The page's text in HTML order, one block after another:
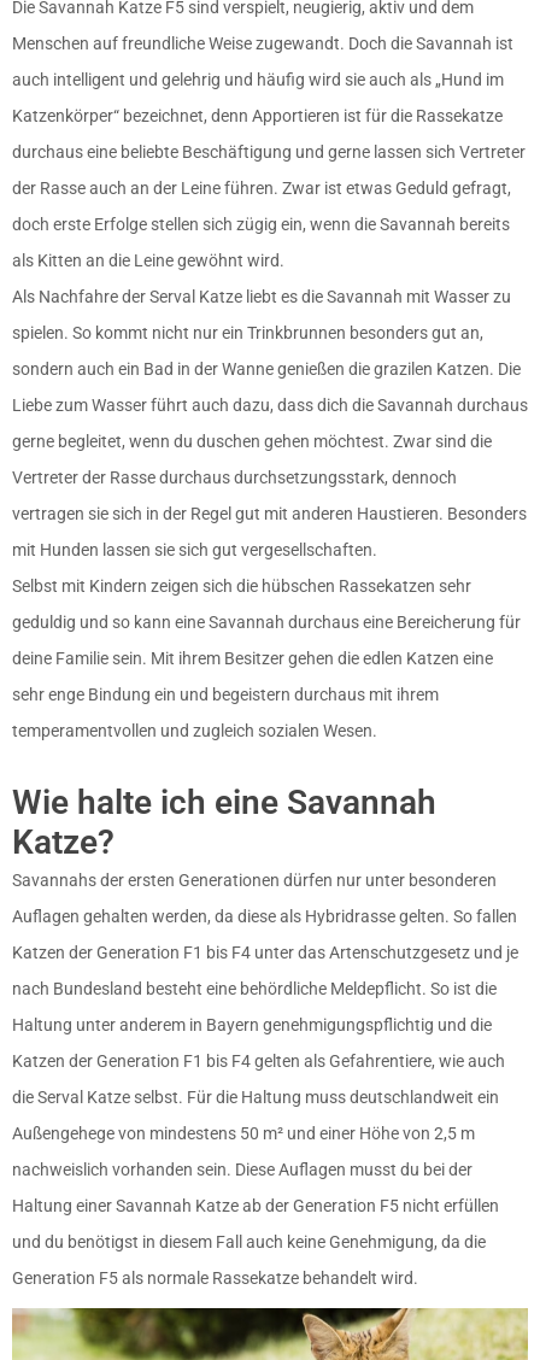
Die Savannah Katze F5 sind verspielt, neugierig, aktiv und dem
Menschen auf freundliche Weise zugewandt. Doch die Savannah ist
auch intelligent und gelehrig und häufig wird sie auch als „Hund im
Katzenkörper“ bezeichnet, denn Apportieren ist für die Rassekatze
durchaus eine beliebte Beschäftigung und gerne lassen sich Vertreter
der Rasse auch an der Leine führen. Zwar ist etwas Geduld gefragt,
doch erste Erfolge stellen sich zügig ein, wenn die Savannah bereits
als Kitten an die Leine gewöhnt wird.
Als Nachfahre der Serval Katze liebt es die Savannah mit Wasser zu
spielen. So kommt nicht nur ein Trinkbrunnen besonders gut an,
sondern auch ein Bad in der Wanne genießen die grazilen Katzen. Die
Liebe zum Wasser führt auch dazu, dass dich die Savannah durchaus
gerne begleitet, wenn du duschen gehen möchtest. Zwar sind die
Vertreter der Rasse durchaus durchsetzungsstark, dennoch
vertragen sie sich in der Regel gut mit anderen Haustieren. Besonders
mit Hunden lassen sie sich gut vergesellschaften.
Selbst mit Kindern zeigen sich die hübschen Rassekatzen sehr
geduldig und so kann eine Savannah durchaus eine Bereicherung für
deine Familie sein. Mit ihrem Besitzer gehen die edlen Katzen eine
sehr enge Bindung ein und begeistern durchaus mit ihrem
temperamentvollen und zugleich sozialen Wesen.
Wie halte ich eine Savannah
Katze?
Savannahs der ersten Generationen dürfen nur unter besonderen
Auflagen gehalten werden, da diese als Hybridrasse gelten. So fallen
Katzen der Generation F1 bis F4 unter das Artenschutzgesetz und je
nach Bundesland besteht eine behördliche Meldepflicht. So ist die
Haltung unter anderem in Bayern genehmigungspflichtig und die
Katzen der Generation F1 bis F4 gelten als Gefahrentiere, wie auch
die Serval Katze selbst. Für die Haltung muss deutschlandweit ein
Außengehege von mindestens 50 m² und einer Höhe von 2,5 m
nachweislich vorhanden sein. Diese Auflagen musst du bei der
Haltung einer Savannah Katze ab der Generation F5 nicht erfüllen
und du benötigst in diesem Fall auch keine Genehmigung, da die
Generation F5 als normale Rassekatze behandelt wird.